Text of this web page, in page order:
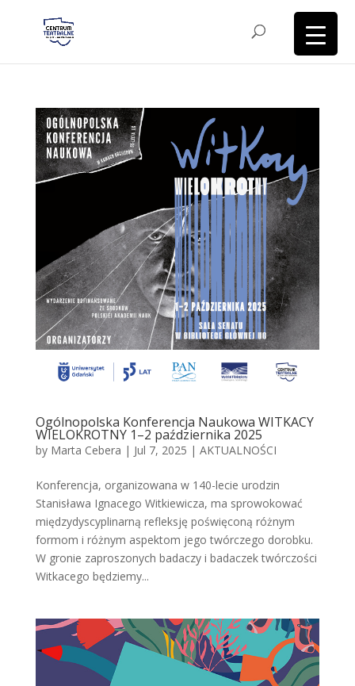
Ogólnopolska Konferencja Naukowa WITKACY
WIELOKROTNY 1–2 października 2025
by Marta Cebera | Jul 7, 2025 | AKTUALNOŚCI
Konferencja, organizowana w 140-lecie urodzin
Stanisława Ignacego Witkiewicza, ma sprowokować
międzydyscyplinarną refleksję poświęconą różnym
formom i różnym aspektom jego twórczego dorobku.
W gronie zaproszonych badaczy i badaczek twórczości
Witkacego będziemy...